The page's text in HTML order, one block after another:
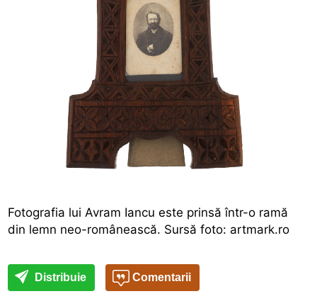
Fotografia lui Avram Iancu este prinsă într-o ramă
din lemn neo-românească. Sursă foto: artmark.ro
Distribuie Comentarii